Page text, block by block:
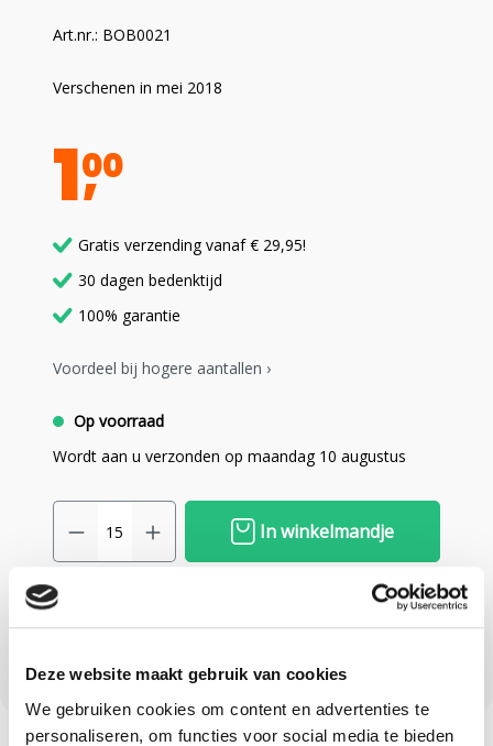
Deze website maakt gebruik van cookies
We gebruiken cookies om content en advertenties te
personaliseren, om functies voor social media te bieden
Art.nr.: BOB0021
Verschenen in mei 2018
100
Gratis verzending vanaf € 29,95!
30 dagen bedenktijd
100% garantie
Voordeel bij hogere aantallen ›
Op voorraad
Wordt aan u verzonden op maandag 10 augustus
In winkelmandje